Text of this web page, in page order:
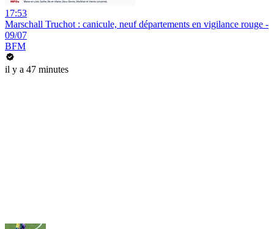
17:53
Marschall Truchot : canicule, neuf départements en vigilance rouge -
09/07
BFM
il y a 47 minutes